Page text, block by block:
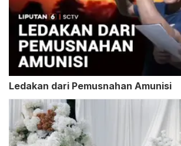
Ledakan dari Pemusnahan Amunisi